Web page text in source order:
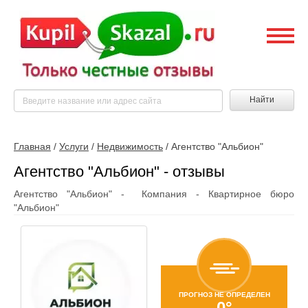
Найти
Главная / Услуги / Недвижимость / Агентство "Альбион"
Агентство "Альбион" - отзывы
Агентство "Альбион" - Компания - Квартирное бюро
"Альбион"
ПРОГНОЗ НЕ ОПРЕДЕЛЕН